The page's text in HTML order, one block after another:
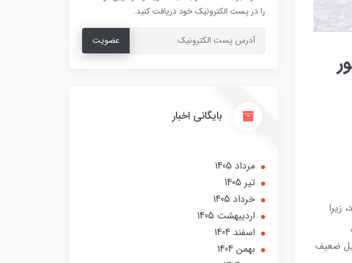
زیرا
ضعیف
را در پست الکترونیک خود دریافت کنید.
عضویت
بایگانی اخبار
مرداد 1405
تير 1405
خرداد 1405
ارديبهشت 1405
اسفند 1404
بهمن 1404